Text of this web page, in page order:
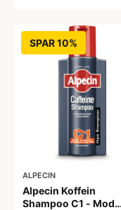
SPAR 10%
ALPECIN
Alpecin Koffein
Shampoo C1 - Mod